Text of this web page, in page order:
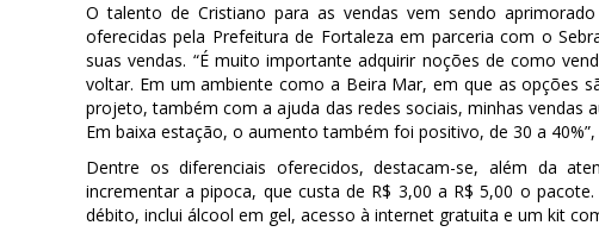
O talento de Cristiano para as vendas vem sendo
oferecidas pela Prefeitura de Fortaleza em parceria com o
suas vendas. “É muito importante adquirir noções de como
voltar. Em um ambiente como a Beira Mar, em que as opções
projeto, também com a ajuda das redes sociais, minhas vendas
Em baixa estação, o aumento também foi positivo, de 30 a
Dentre os diferenciais oferecidos, destacam-se, além da
incrementar a pipoca, que custa de R$ 3,00 a R$ 5,00 o
débito, inclui álcool em gel, acesso à internet gratuita e um kit